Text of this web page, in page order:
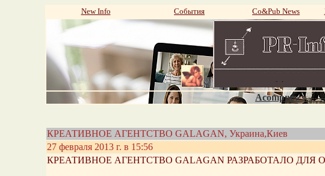
New Info События Со&Pub News
КРЕАТИВНОЕ АГЕНТСТВО GALAGAN, Украина,Киев
27 февраля 2013 г. в 15:56
КРЕАТИВНОЕ АГЕНТСТВО GALAGAN РАЗРАБОТАЛО